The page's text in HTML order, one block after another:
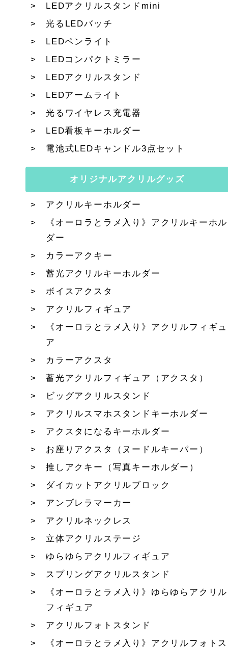
LEDアクリルスタンドmini
光るLEDバッチ
LEDペンライト
LEDコンパクトミラー
LEDアクリルスタンド
LEDアームライト
光るワイヤレス充電器
LED看板キーホルダー
電池式LEDキャンドル3点セット
オリジナルアクリルグッズ
アクリルキーホルダー
《オーロラとラメ入り》アクリルキーホル
ダー
カラーアクキー
蓄光アクリルキーホルダー
ボイスアクスタ
アクリルフィギュア
《オーロラとラメ入り》アクリルフィギュ
ア
カラーアクスタ
蓄光アクリルフィギュア（アクスタ）
ビッグアクリルスタンド
アクリルスマホスタンドキーホルダー
アクスタになるキーホルダー
お座りアクスタ（ヌードルキーパー）
推しアクキー（写真キーホルダー）
ダイカットアクリルブロック
アンブレラマーカー
アクリルネックレス
立体アクリルステージ
ゆらゆらアクリルフィギュア
スプリングアクリルスタンド
《オーロラとラメ入り》ゆらゆらアクリル
フィギュア
アクリルフォトスタンド
《オーロラとラメ入り》アクリルフォトス